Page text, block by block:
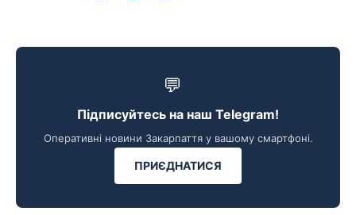
💬
Підписуйтесь на наш Telegram!
Оперативні новини Закарпаття у вашому смартфоні.
ПРИЄДНАТИСЯ